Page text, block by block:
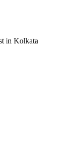
in Kolkata